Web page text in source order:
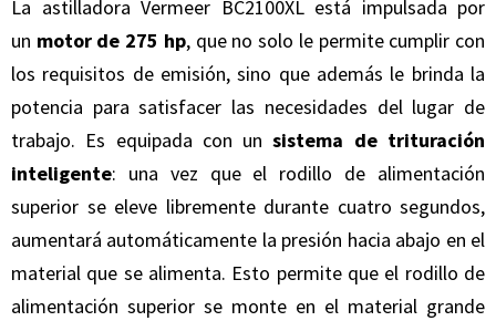
La astilladora Vermeer BC2100XL está impulsada por
un motor de 275 hp, que no solo le permite cumplir con
los requisitos de emisión, sino que además le brinda la
potencia para satisfacer las necesidades del lugar de
trabajo. Es equipada con unsistema de trituración
inteligente: una vez que el rodillo de alimentación
superior se eleve libremente durante cuatro segundos,
aumentará automáticamente la presión hacia abajo en el
material que se alimenta. Esto permite que el rodillo de
alimentación superior se monte en el material grande